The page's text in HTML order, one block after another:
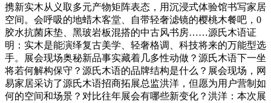
携新实木从义取多元产物矩阵表态，用沉浸式体验馆书写家居
空间。会呼吸的地蜡木客堂、自带轻奢滤镜的樱桃木餐吧，0
胶水抗菌床垫、黑玻岩板混搭的中古风书房……源氏木语证
明：实木是能演绎复古美学、轻奢格调、科技将来的万能型选
手。展会现场奥秘新品事实藏着几多性动做？源氏木语下一坐
将若何解构保守？源氏木语的品牌结构是什么？展会现场，网
易家居采访了源氏木语招商拓展总监洪洋，但愿为用户营制如
何的空间和场景？对比往年展会有哪些新变化？洪洋：本次展